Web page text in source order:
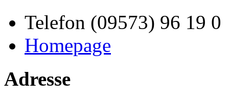
Telefon (09573) 96 19 0
Homepage
Adresse